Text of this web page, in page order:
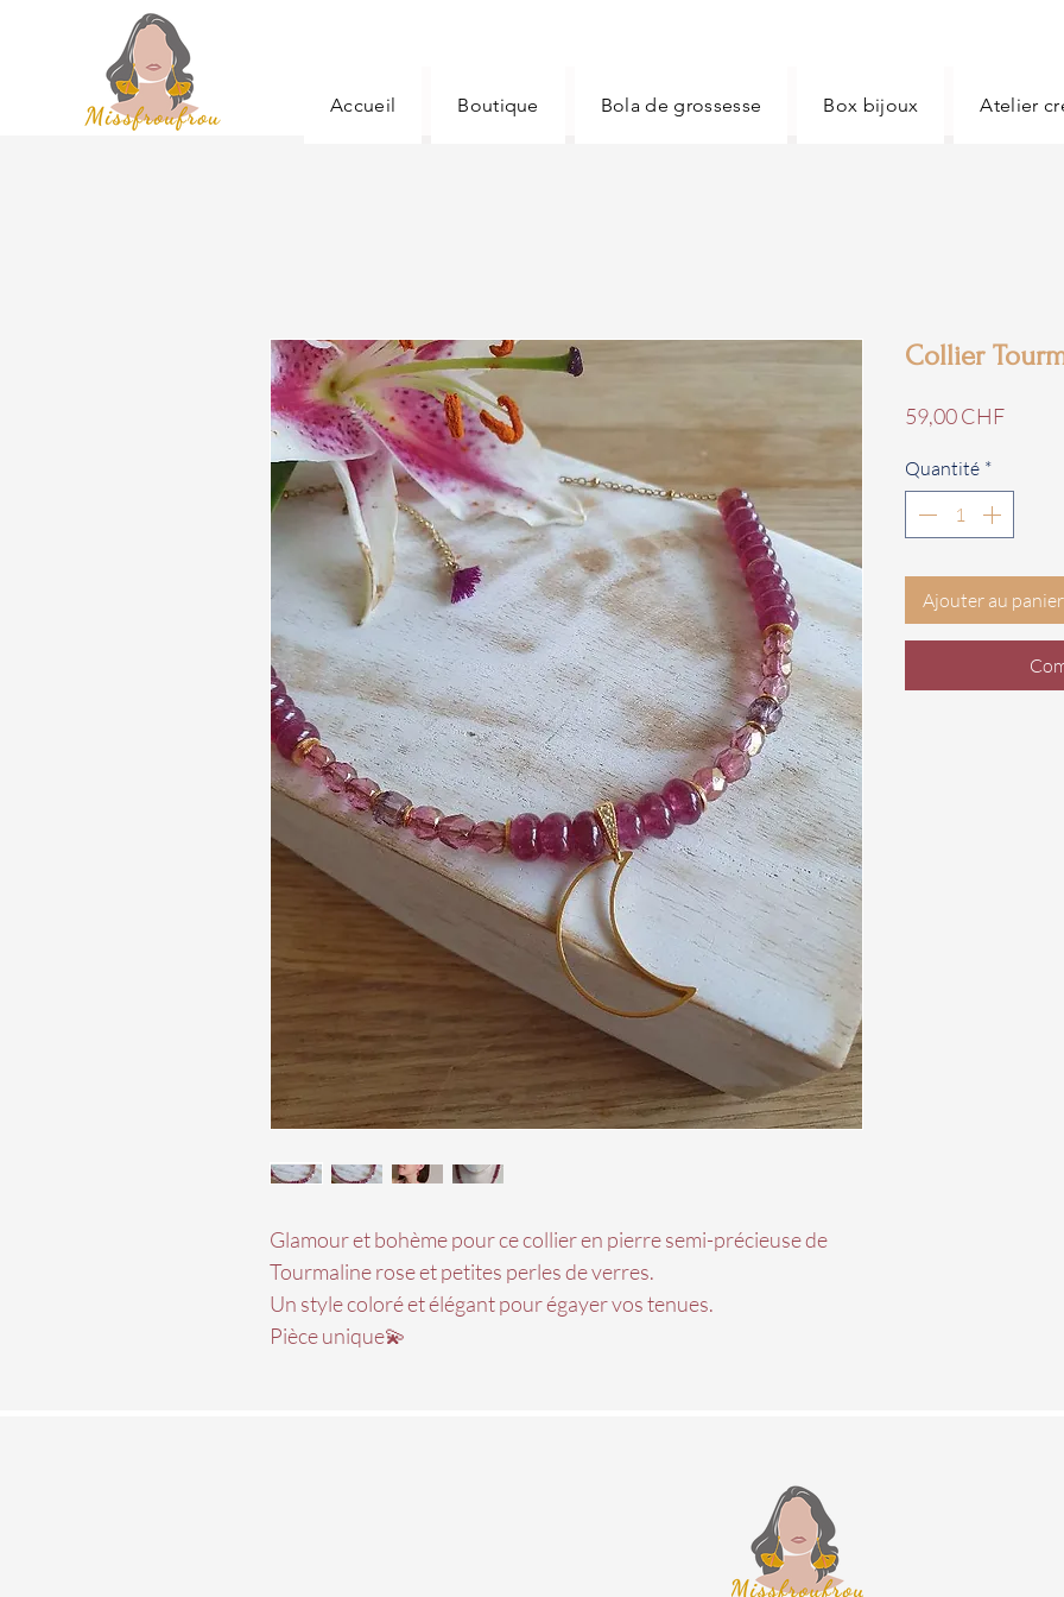
Accueil Boutique Bola de grossesse Box bijoux Atelier
Glamour et bohème pour ce collier en pierre semi-précieuse de
Tourmaline rose et petites perles de verres.
Un style coloré et élégant pour égayer vos tenues.
Pièce unique💫
Collier
59,00 CHFPrix
Quantité *
Ajouter au panier